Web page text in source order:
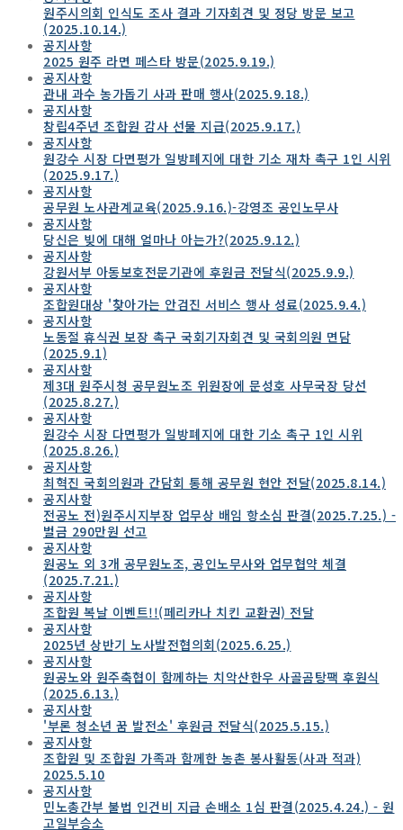
원주시의회 인식도 조사 결과 기자회견 및 정당 방문 보고
(2025.10.14.)
공지사항
2025 원주 라면 페스타 방문(2025.9.19.)
공지사항
관내 과수 농가돕기 사과 판매 행사(2025.9.18.)
공지사항
창립4주년 조합원 감사 선물 지급(2025.9.17.)
공지사항
원강수 시장 다면평가 일방폐지에 대한 기소 재차 촉구 1인 시위
(2025.9.17.)
공지사항
공무원 노사관계교육(2025.9.16.)-강영조 공인노무사
공지사항
당신은 빚에 대해 얼마나 아는가?(2025.9.12.)
공지사항
강원서부 아동보호전문기관에 후원금 전달식(2025.9.9.)
공지사항
조합원대상 '찾아가는 안검진 서비스 행사 성료(2025.9.4.)
공지사항
노동절 휴식권 보장 촉구 국회기자회견 및 국회의원 면담
(2025.9.1)
공지사항
제3대 원주시청 공무원노조 위원장에 문성호 사무국장 당선
(2025.8.27.)
공지사항
원강수 시장 다면평가 일방폐지에 대한 기소 촉구 1인 시위
(2025.8.26.)
공지사항
최혁진 국회의원과 간담회 통해 공무원 현안 전달(2025.8.14.)
공지사항
전공노 전)원주시지부장 업무상 배임 항소심 판결(2025.7.25.) -
벌금 290만원 선고
공지사항
원공노 외 3개 공무원노조, 공인노무사와 업무협약 체결
(2025.7.21.)
공지사항
조합원 복날 이벤트!!(페리카나 치킨 교환권) 전달
공지사항
2025년 상반기 노사발전협의회(2025.6.25.)
공지사항
원공노와 원주축협이 함께하는 치악산한우 사골곰탕팩 후원식
(2025.6.13.)
공지사항
'부론 청소년 꿈 발전소' 후원금 전달식(2025.5.15.)
공지사항
조합원 및 조합원 가족과 함께한 농촌 봉사활동(사과 적과)
2025.5.10
공지사항
민노총간부 불법 인건비 지급 손배소 1심 판결(2025.4.24.) - 원
고일부승소